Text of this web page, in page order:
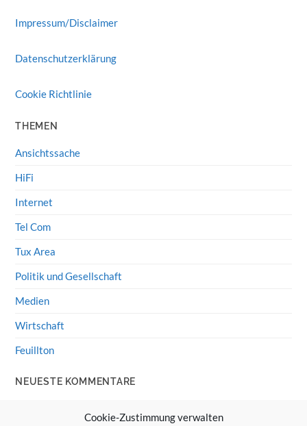
Cookie-Zustimmung verwalten
Impressum/Disclaimer
Datenschutzerklärung
Cookie Richtlinie
THEMEN
Ansichtssache
HiFi
Internet
Tel Com
Tux Area
Politik und Gesellschaft
Medien
Wirtschaft
Feuillton
NEUESTE KOMMENTARE